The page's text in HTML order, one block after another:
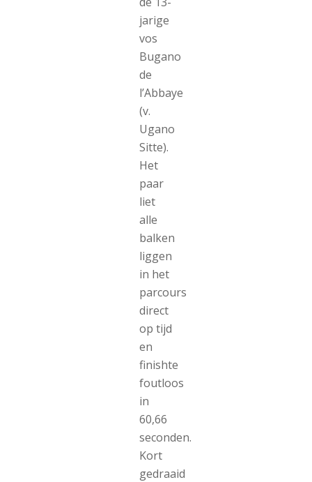
jarige
vos
Bugano
de
l’Abbaye
(v.
Ugano
Sitte).
Het
paar
liet
alle
balken
liggen
in het
parcours
direct
op tijd
en
finishte
foutloos
in
60,66
seconden.
Kort
gedraaid